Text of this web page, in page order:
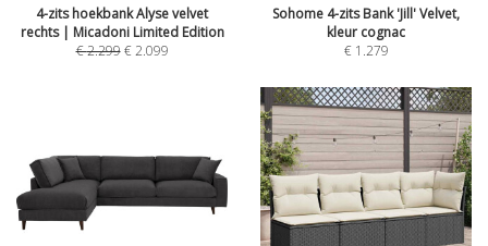
4-zits hoekbank Alyse velvet
rechts | Micadoni Limited Edition
€2.299 €2.099
Sohome 4-zits Bank 'Jill' Velvet,
kleur cognac
€ 1.279